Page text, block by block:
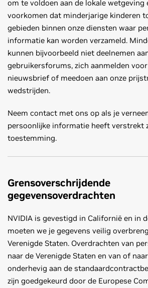
om te voldoen aan de lokale wetgeving
voorkomen dat minderjarige kinderen
gebieden binnen onze diensten waar
informatie kan worden verzameld.
kunnen bijvoorbeeld niet deelnemen
gebruikersforums, zich aanmelden
nieuwsbrief of meedoen aan onze
wedstrijden.
Neem contact met ons op als je
persoonlijke informatie heeft verstrekt
toestemming.
Grensoverschrijdende
gegevensoverdrachten
NVIDIA is gevestigd in Californië en in
moeten we je gegevens veilig
Verenigde Staten. Overdrachten van
naar de Verenigde Staten en van of
onderhevig aan de
zijn goedgekeurd door de Europese